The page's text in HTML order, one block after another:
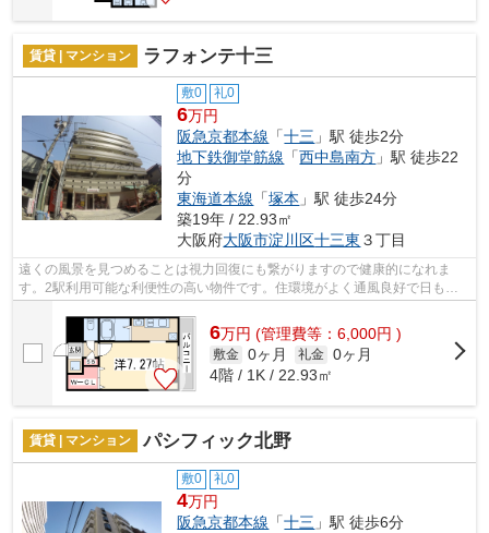
賃貸 | マンション ラフォンテ十三
敷0 礼0
6万円
阪急京都本線 「十三 」駅 徒歩2分
地下鉄御堂筋線 「西中島南方 」駅 徒歩22
分
東海道本線 「塚本 」駅 徒歩24分
築19年 / 22.93㎡
大阪府大阪市淀川区十三東 ３丁目
遠くの風景を見つめることは視力回復にも繋がりますので健康的になれま
す。2駅利用可能な利便性の高い物件です。住環境がよく通風良好で日も入
6万円 (管理費等：6,000円 )
敷金 0ヶ月 礼金 0ヶ月
4階 / 1K / 22.93㎡
賃貸 | マンション パシフィック北野
敷0 礼0
4万円
阪急京都本線 「十三 」駅 徒歩6分